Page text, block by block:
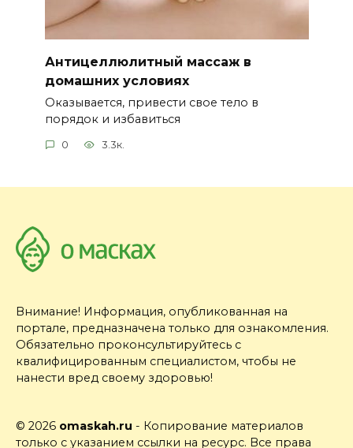
Антицеллюлитный массаж в
домашних условиях
Оказывается, привести свое тело в
порядок и избавиться
0 3.3к.
Внимание! Информация, опубликованная на
портале, предназначена только для ознакомления.
Обязательно проконсультируйтесь с
квалифицированным специалистом, чтобы не
нанести вред своему здоровью!
© 2026 omaskah.ru - Копирование материалов
только с указанием ссылки на ресурс. Все права